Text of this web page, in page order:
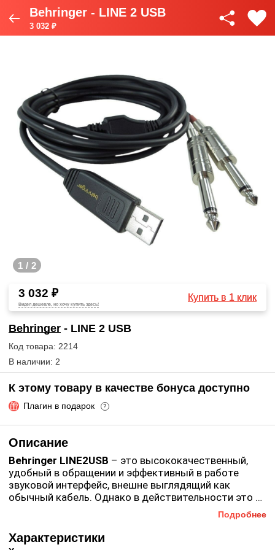
Behringer - LINE 2 USB
3 032 ₽
1 / 2
3 032 ₽
Видел дешевле, но хочу купить здесь!
Купить в 1 клик
Behringer - LINE 2 USB
Код товара: 2214
В наличии: 2
К этому товару в качестве бонуса доступно
Плагин в подарок ?
Описание
Behringer LINE2USB – это высококачественный,
удобный в обращении и эффективный в работе
звуковой интерфейс, внешне выглядящий как
обычный кабель. Однако в действительности это не
кабель, а уникальный USB-интерфейс, который
компьютером любой музыкальный инструмент,
микшер или же профессиональный микрофон
Среди преимуществ модели стоит отметить
сэмплирования в двух диапазонах – 44,1 и 48 кГц.
Подробнее
Характеристики